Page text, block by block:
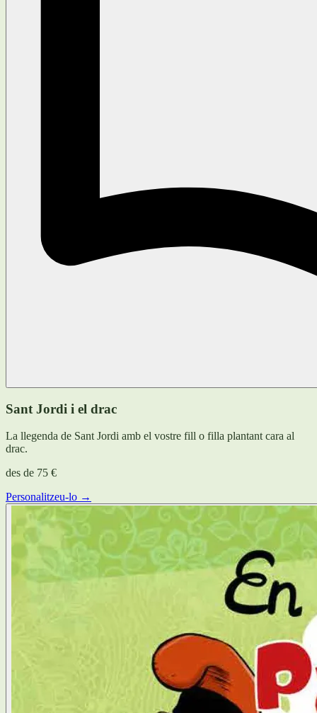
Sant Jordi i el drac
La llegenda de Sant Jordi amb el vostre fill o filla plantant cara al
drac.
des de 75 €
Personalitzeu-lo →